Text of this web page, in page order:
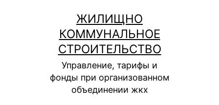
содержимому
ЖИЛИЩНО
КОММУНАЛЬНОЕ
СТРОИТЕЛЬСТВО
Управление, тарифы и
фонды при организованном
объединении жкх